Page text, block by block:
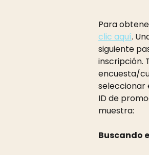
Para
clic aquí.
siguiente
inscripción.
encuesta/
seleccionar
ID de
muestra:
Buscando